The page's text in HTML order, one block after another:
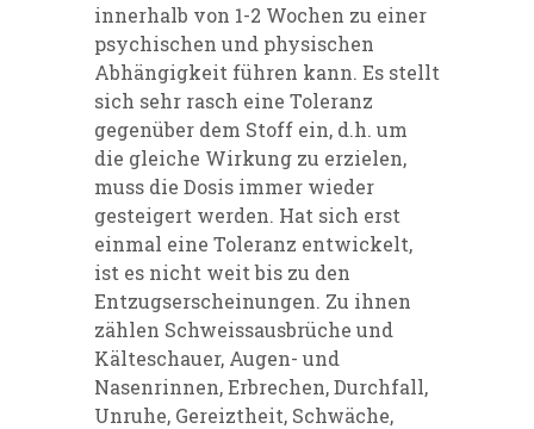
innerhalb von 1-2 Wochen zu einer
psychischen und physischen
Abhängigkeit führen kann. Es stellt
sich sehr rasch eine Toleranz
gegenüber dem Stoff ein, d.h. um
die gleiche Wirkung zu erzielen,
muss die Dosis immer wieder
gesteigert werden. Hat sich erst
einmal eine Toleranz entwickelt,
ist es nicht weit bis zu den
Entzugserscheinungen. Zu ihnen
zählen Schweissausbrüche und
Kälteschauer, Augen- und
Nasenrinnen, Erbrechen, Durchfall,
Unruhe, Gereiztheit, Schwäche,